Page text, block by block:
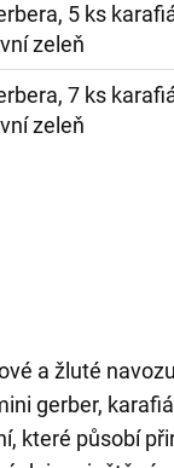
5 ks
zeleň
7 ks
zeleň
a žluté
gerber,
které působí